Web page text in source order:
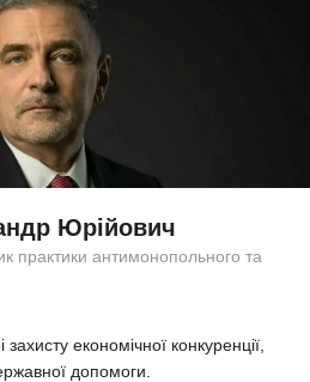
Юрійович
практики антимонопольного та
економічної конкуренції,
допомоги.